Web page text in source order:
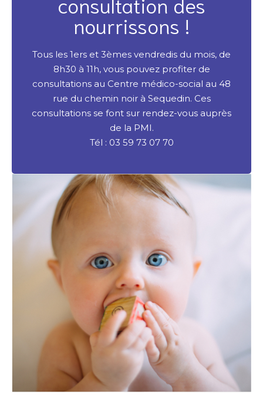
nourrissons !
Tous les 1ers et 3èmes vendredis du mois, de
8h30 à 11h, vous pouvez profiter de
consultations au Centre médico-social au 48
rue du chemin noir à Sequedin. Ces
consultations se font sur rendez-vous auprès
de la PMI.
Tél : 03 59 73 07 70